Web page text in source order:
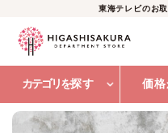
東海テレビのお
カテゴリを探す 価